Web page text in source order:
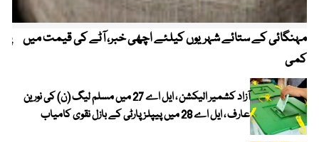
مہنگائی کے ستائے شہریوں کیلئے اچھی خبر، آٹے کی قیمت میں
کمی
آزاد کشمیر الیکشن ، ایل اے 27 میں مسلم لیگ (ن) کی نورین
عارف ، ایل اے 28 میں پیپلز پارٹی کے بازل نقوی کامیاب